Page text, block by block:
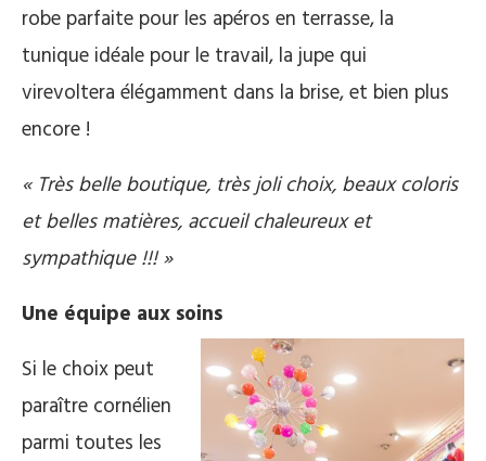
robe parfaite pour les apéros en terrasse, la
tunique idéale pour le travail, la jupe qui
virevoltera élégamment dans la brise, et bien plus
encore !
« Très belle boutique, très joli choix, beaux coloris
et belles matières, accueil chaleureux et
sympathique !!! »
Une équipe aux soins
Si le choix peut
paraître cornélien
parmi toutes les